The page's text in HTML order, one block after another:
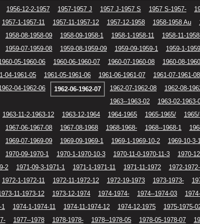
1956-12-2-1957 1957-1957 J 1957 J-1957 S 1957 S-1957-
1957-1-1957-11 1957-11-1957-12 1957-12-1958 1958-1958 Au
1958-08-1958-09 1958-09-1958-1 1958-1-1958-11 1958-11-
1959-07-1959-08 1959-08-1959-09 1959-09-1959-1 1959-1-
05-1960-06 1960-06-1960-07 1960-07-1960-08 1960-08-
04-1961-05 1961-05-1961-06 1961-06-1961-07 1961-07-1961-08
04-1962-06 1962-06-1962-07 1962-07-1962-08 1962-08-
1963--1963-02
1963-02-1963-
1963-11-2-1963-12 1963-12-1964 1964-1965 1965-1965/
1967-06-1967-08 1967-08-1968 1968-1968- 1968--1968-1
1969-07-1969-09 1969-09-1969-1 1969-1-1969-10-2 1969-10-3-
1970-09-1970-1 1970-1-1970-10-3 1970-11-0-1970-11-3 1970-
2 1971-09-3-1971-1 1971-1-1971-11 1971-11-1972 1972-1972-
1972-1-1972-11 1972-11-1972-12 1972-19-1973 1973-1973-
11-1973-12 1973-12-1974 1974-1974- 1974--1974-03
1 1974-1-1974-11 1974-11-1974-12 1974-12-1975 1975-1975-
1977--1978 1978-1978- 1978--1978-05 1978-05-1978-07